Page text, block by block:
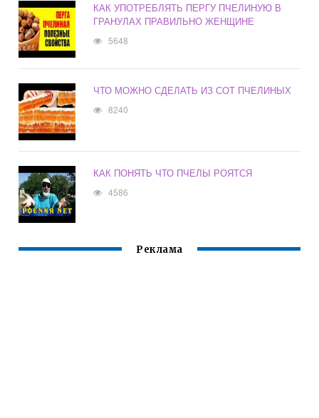
КАК УПОТРЕБЛЯТЬ ПЕРГУ ПЧЕЛИНУЮ В
ГРАНУЛАХ ПРАВИЛЬНО ЖЕНЩИНЕ
5648
ЧТО МОЖНО СДЕЛАТЬ ИЗ СОТ ПЧЕЛИНЫХ
8240
КАК ПОНЯТЬ ЧТО ПЧЕЛЫ РОЯТСЯ
4586
Реклама